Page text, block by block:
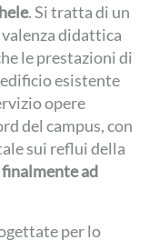
. Si tratta di un
didattica
le prestazioni di
esistente
opere
del campus, con
sui reflui della
ad
per lo